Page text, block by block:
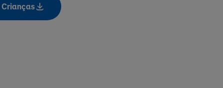
Crianças